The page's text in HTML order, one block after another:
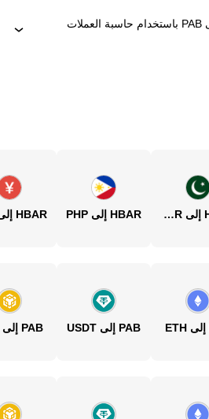
كيف يُمكنني تحويل ‏HBARإلى ‏PAB باستخدام حاسبة العملات
HBAR إلى PKR HBAR إلى PHP
PAB إلى USDT PAB إلى BNB